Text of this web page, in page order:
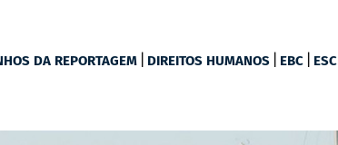
DA REPORTAGEM | DIREITOS HUMANOS | EBC |